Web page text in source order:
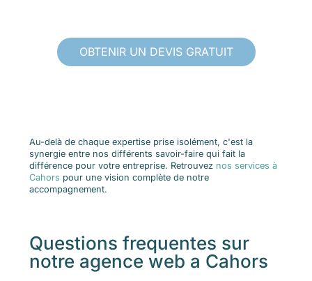
OBTENIR UN DEVIS GRATUIT
Au-delà de chaque expertise prise isolément, c'est la
synergie entre nos différents savoir-faire qui fait la
différence pour votre entreprise. Retrouvez nos services à
Cahors pour une vision complète de notre
accompagnement.
Questions frequentes sur
notre agence web a Cahors